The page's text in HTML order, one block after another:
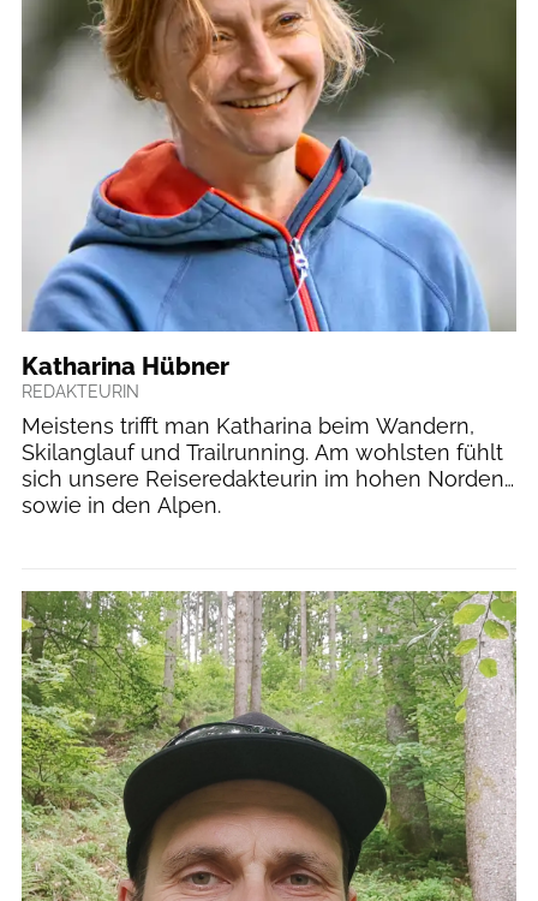
Katharina Hübner
REDAKTEURIN
Meistens trifft man Katharina beim Wandern,
Skilanglauf und Trailrunning. Am wohlsten fühlt
sich unsere Reiseredakteurin im hohen Norden
sowie in den Alpen.